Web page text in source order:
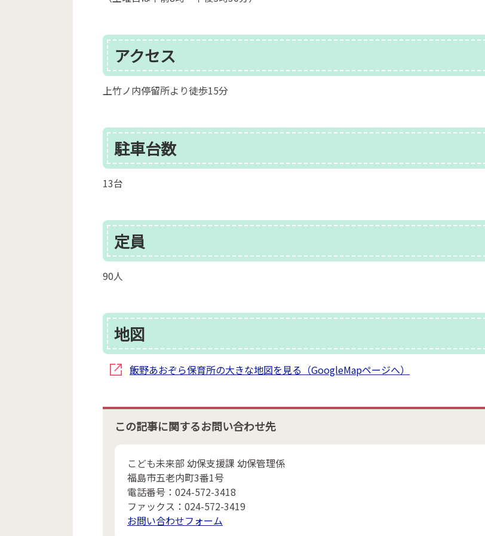
アクセス
上竹ノ内停留所より徒歩15分
駐車台数
13台
定員
90人
地図
飯野あおぞら保育所の大きな地図を見る（GoogleMapページへ）
この記事に関するお問い合わせ先
こども未来部 幼保支援課 幼保管理係
福島市五老内町3番1号
電話番号：024-572-3418
ファックス：024-572-3419
お問い合わせフォーム